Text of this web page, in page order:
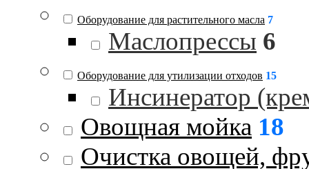
Оборудование для растительного масла 7
Маслопрессы 6
Оборудование для утилизации отходов 15
Инсинератор
Овощная мойка 18
Очистка овощей,